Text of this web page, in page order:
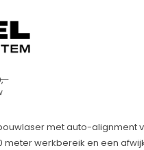
met auto-alignment
meter werkbereik en een